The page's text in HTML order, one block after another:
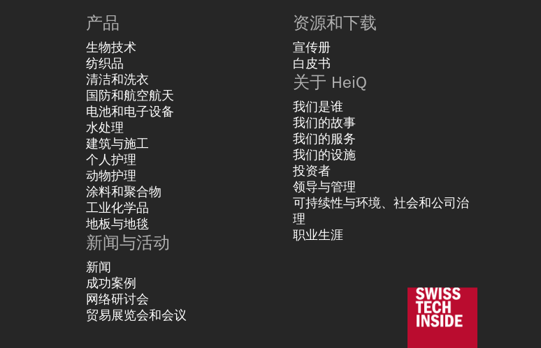
产品
生物技术
纺织品
清洁和洗衣
国防和航空航天
电池和电子设备
水处理
建筑与施工
个人护理
动物护理
涂料和聚合物
工业化学品
地板与地毯
新闻与活动
新闻
成功案例
网络研讨会
贸易展览会和会议
资源和下载
宣传册
白皮书
关于 HeiQ
我们是谁
我们的故事
我们的服务
我们的设施
投资者
领导与管理
可持续性与环境、社会和公司治
理
职业生涯